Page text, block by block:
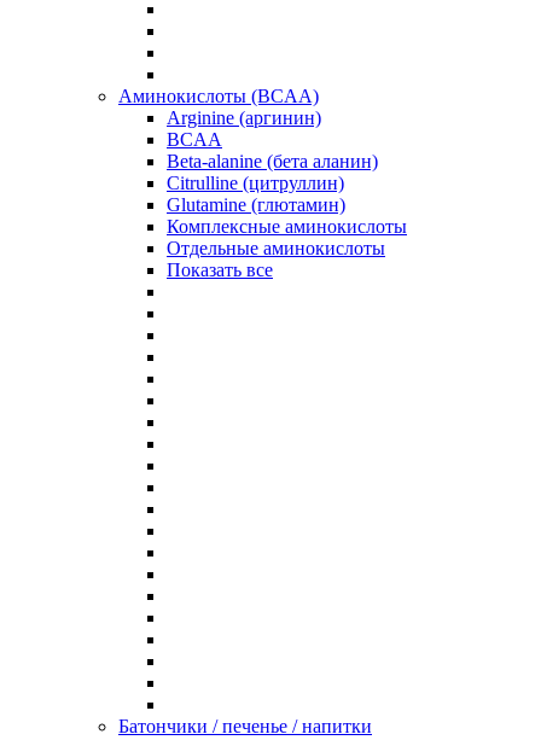
Аминокислоты (BCAA)
Arginine (аргинин)
BCAA
Beta-alanine (бета аланин)
Citrulline (цитруллин)
Glutamine (глютамин)
Комплексные аминокислоты
Отдельные аминокислоты
Показать все
Батончики / печенье / напитки